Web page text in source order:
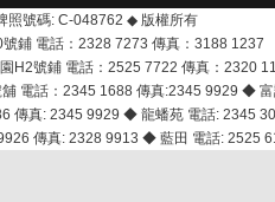
照號碼: C-048762 ◆ 版權所有
鋪 電話：2328 7273 傳真：3188 1237
H2號鋪 電話：2525 7722 傳真：2320
電話：2345 1688 傳真:2345 9929 ◆ 富
真: 2345 9929 ◆ 龍蟠苑 電話: 2345
傳真: 2328 9913 ◆ 藍田 電話: 2525